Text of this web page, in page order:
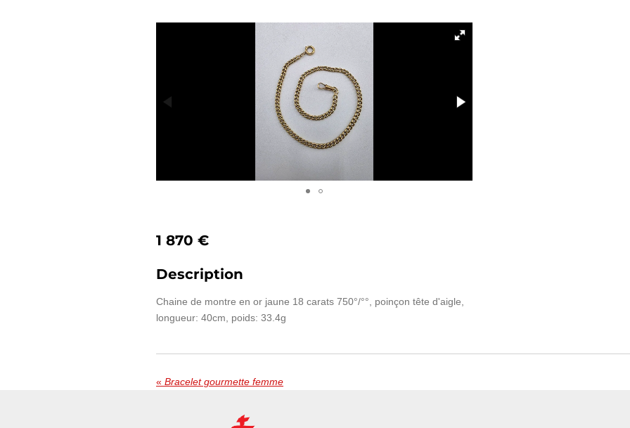
1 870 €
Description
Chaine de montre en or jaune 18 carats 750°/°°, poinçon tête d'aigle,
longueur: 40cm, poids: 33.4g
« Bracelet gourmette femme